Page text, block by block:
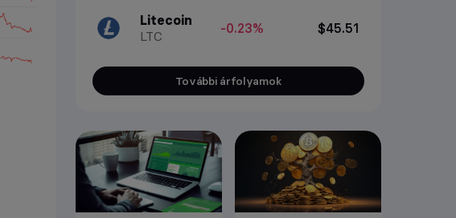
Litecoin
LTC
-0.23% $45.51
További árfolyamok